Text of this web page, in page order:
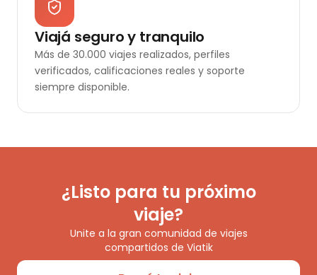
Viajá seguro y tranquilo
Más de 30.000 viajes realizados, perfiles
verificados, calificaciones reales y soporte
siempre disponible.
¿Listo para tu próximo
viaje?
Unite a la gran comunidad de viajes
compartidos de Viatik